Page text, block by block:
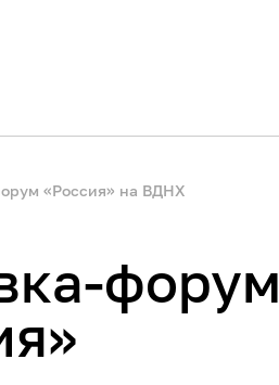
«Россия» на ВДНХ
форум